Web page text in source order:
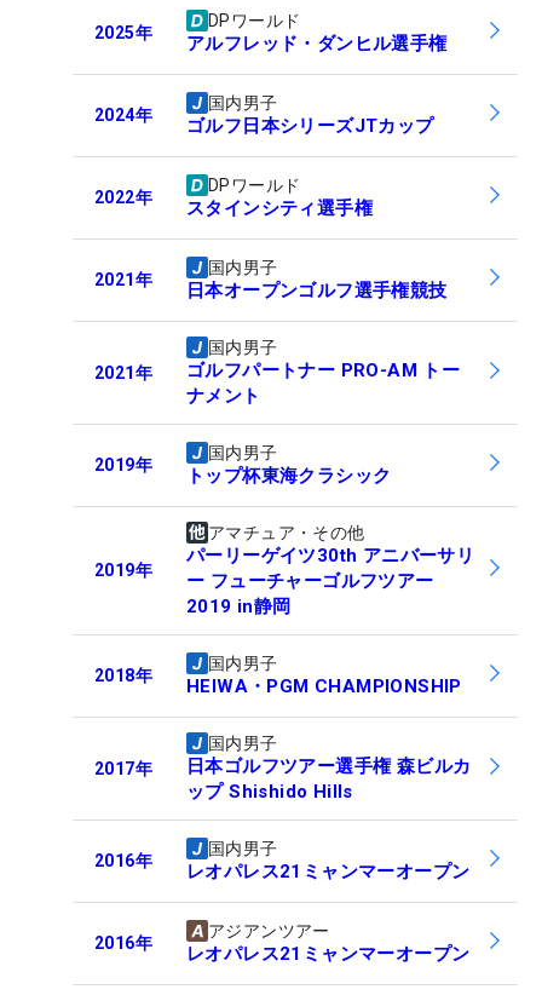
2025年
DPワールド
アルフレッド・ダンヒル選手権
2024年
国内男子
ゴルフ日本シリーズJTカップ
2022年
DPワールド
スタインシティ選手権
2021年
国内男子
日本オープンゴルフ選手権競技
2021年
国内男子
ゴルフパートナー PRO-AM トー
ナメント
2019年
国内男子
トップ杯東海クラシック
2019年
アマチュア・その他
パーリーゲイツ30th アニバーサリ
ー フューチャーゴルフツアー
2019 in静岡
2018年
国内男子
HEIWA・PGM CHAMPIONSHIP
2017年
国内男子
日本ゴルフツアー選手権 森ビルカ
ップ Shishido Hills
2016年
国内男子
レオパレス21ミャンマーオープン
2016年
アジアンツアー
レオパレス21ミャンマーオープン